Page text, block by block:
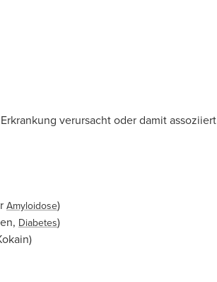
verursacht oder damit assoziiert
Amyloidose)
Diabetes)